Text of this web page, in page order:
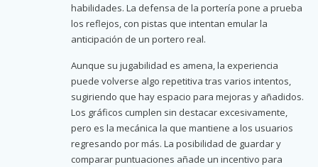
habilidades. La defensa de la portería pone a prueba
los reflejos, con pistas que intentan emular la
anticipación de un portero real.
Aunque su jugabilidad es amena, la experiencia
puede volverse algo repetitiva tras varios intentos,
sugiriendo que hay espacio para mejoras y añadidos.
Los gráficos cumplen sin destacar excesivamente,
pero es la mecánica la que mantiene a los usuarios
regresando por más. La posibilidad de guardar y
comparar puntuaciones añade un incentivo para